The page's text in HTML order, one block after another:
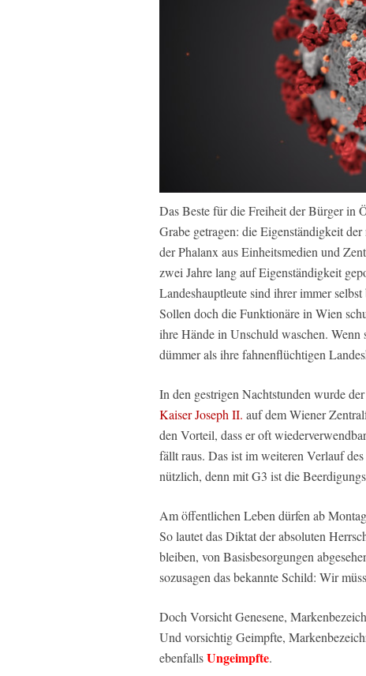
Das Beste für die Freiheit der Bürger in
Grabe getragen: die Eigenständigkeit
der Phalanx aus Einheitsmedien und
zwei Jahre lang auf Eigenständigkeit
Landeshauptleute sind ihrer immer
Sollen doch die Funktionäre in Wien
ihre Hände in Unschuld waschen.
dümmer als ihre fahnenflüchtigen
In den gestrigen Nachtstunden wurde
Kaiser Joseph II. auf dem Wiener
den Vorteil, dass er oft
fällt raus. Das ist im weiteren Verlauf
nützlich, denn mit G3 ist die
Am öffentlichen Leben dürfen ab
So lautet das Diktat der absoluten
bleiben, von Basisbesorgungen
sozusagen das bekannte Schild: Wir
Doch Vorsicht Genesene,
Und vorsichtig Geimpfte,
ebenfallsUngeimpfte.